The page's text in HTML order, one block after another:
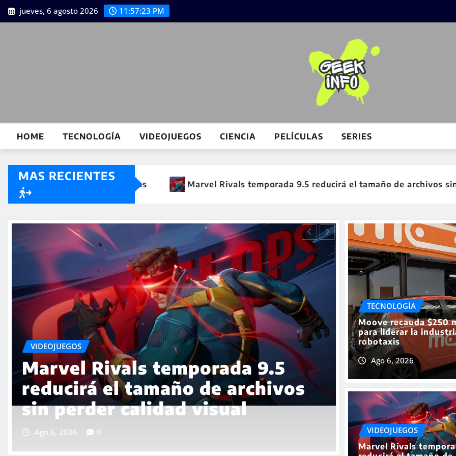
Saltar
al
jueves, 6 agosto 2026 11:57:25 PM
HOME TECNOLOGÍA VIDEOJUEGOS CIENCIA PELÍCULAS SERIES
MAS RECIENTES
Rivals temporada 9.5 reducirá el tamaño de archivos sin perder calidad visual Koei Tecmo
VIDEOJUEGOS
Koei Tecmo lanza RyzaChat, un
RPG de conversación con IA que
genera controversia
Ago 5, 2026 0
TECNOLOGÍA
Anthropic
$10 mil
de nube
Ago 5, 2026 0
TECNOLOGÍA
Moove recauda $250
para liderar la
robotaxis
Ago 6, 2026
VIDEOJUEGOS
Marvel Rivals